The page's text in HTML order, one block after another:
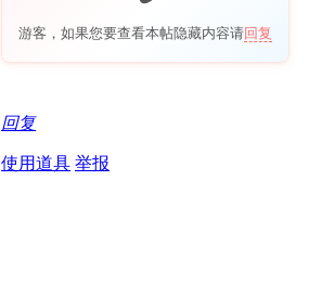
游客，如果您要查看本帖隐藏内容请回复
回复
使用道具 举报